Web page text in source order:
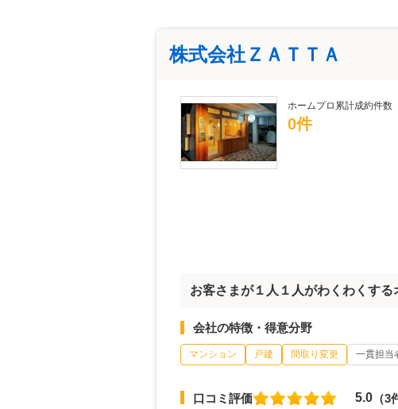
株式会社ＺＡＴＴＡ
ホームプロ累計成約件数
0件
お客さまが１人１人がわくわくする
会社の特徴・得意分野
マンション 戸建 間取り変更 一貫担当
口コミ評価 5.0 （3